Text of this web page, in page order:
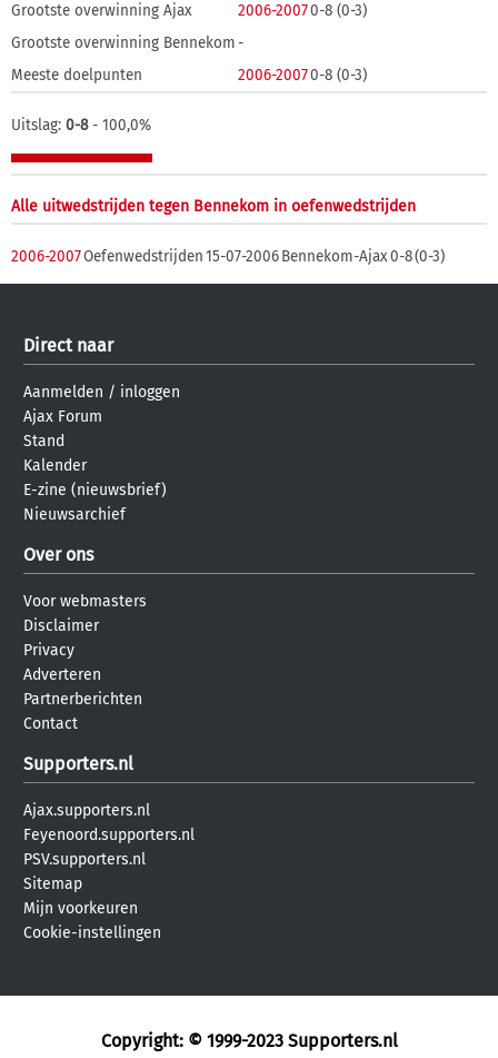
Grootste overwinning Ajax
2006-20070-8 (0-3)
Grootste overwinning Bennekom-
Meeste doelpunten
2006-20070-8 (0-3)
Uitslag: 0-8- 100,0%
Alle uitwedstrijden tegen Bennekom in oefenwedstrijden
2006-2007Oefenwedstrijden15-07-2006Bennekom-Ajax0-8(0-3)
Direct naar
Aanmelden / inloggen
Ajax Forum
Stand
Kalender
E-zine (nieuwsbrief)
Nieuwsarchief
Over ons
Voor webmasters
Disclaimer
Privacy
Adverteren
Partnerberichten
Contact
Supporters.nl
Ajax.supporters.nl
Feyenoord.supporters.nl
PSV.supporters.nl
Sitemap
Mijn voorkeuren
Cookie-instellingen
Copyright: © 1999-2023 Supporters.nl